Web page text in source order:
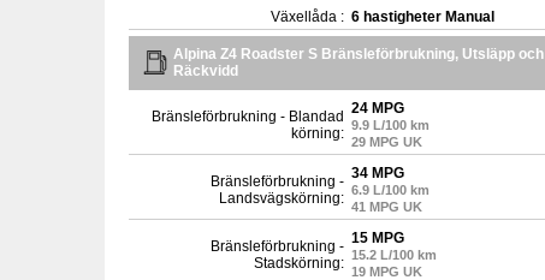
Växellåda : 6 hastigheter Manual
Alpina Z4 Roadster S Bränsleförbrukning, Utsläpp och
Räckvidd
Bränsleförbrukning - Blandad
körning:
24 MPG
9.9 L/100 km
29 MPG UK
Bränsleförbrukning -
Landsvägskörning:
34 MPG
6.9 L/100 km
41 MPG UK
Bränsleförbrukning -
Stadskörning:
15 MPG
15.2 L/100 km
19 MPG UK